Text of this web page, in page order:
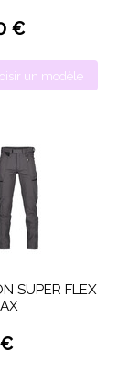
€
un modèle
SUPER FLEX